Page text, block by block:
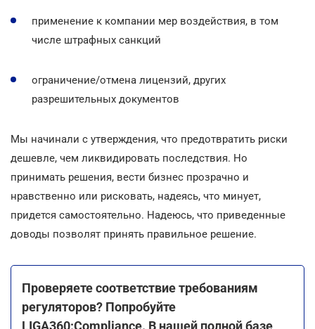
применение к компании мер воздействия, в том
числе штрафных санкций
ограничение/отмена лицензий, других
разрешительных документов
Мы начинали с утверждения, что предотвратить риски
дешевле, чем ликвидировать последствия. Но
принимать решения, вести бизнес прозрачно и
нравственно или рисковать, надеясь, что минует,
придется самостоятельно. Надеюсь, что приведенные
доводы позволят принять правильное решение.
Проверяете соответствие требованиям
регуляторов? Попробуйте
LIGA360:Compliance. В нашей полной базе